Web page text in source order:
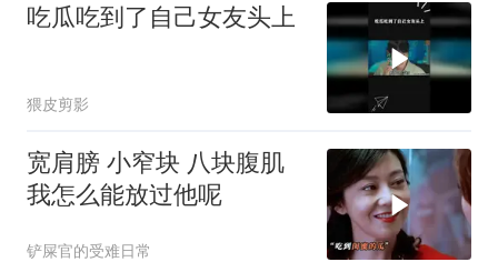
吃瓜吃到了自己女友头上
猥皮剪影
宽肩膀 小窄块 八块腹肌
我怎么能放过他呢
铲屎官的受难日常